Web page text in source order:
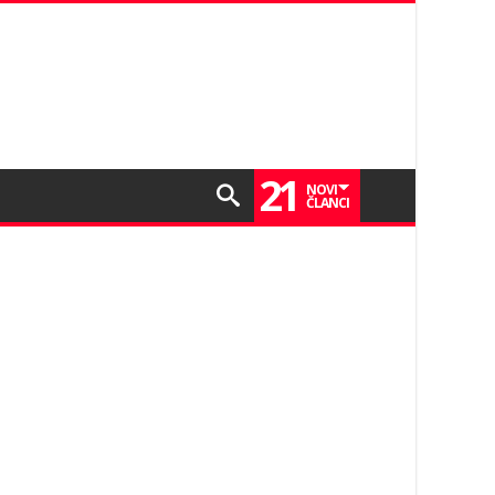
21 NOVI
ČLANCI